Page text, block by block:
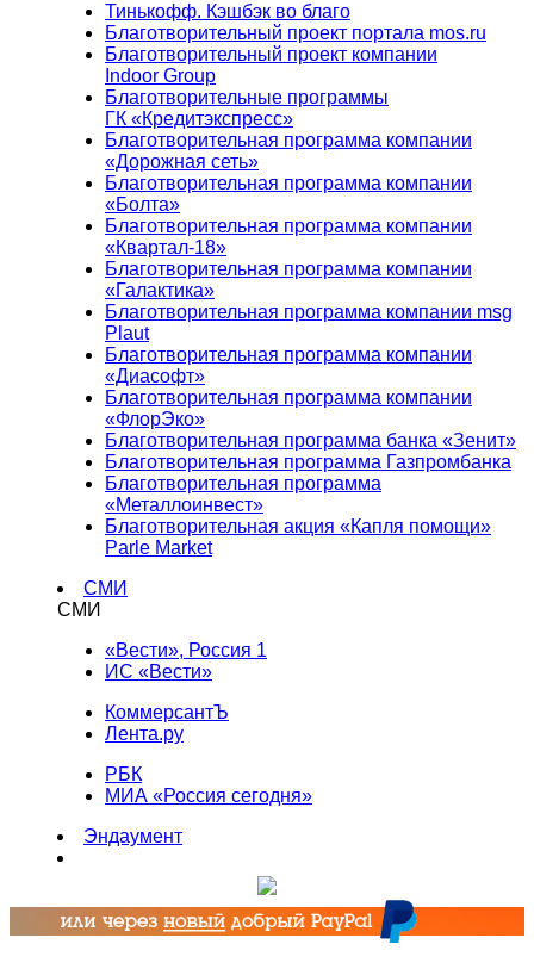
Тинькофф. Кэшбэк во благо
Благотворительный проект портала mos.ru
Благотворительный проект компании
Indoor Group
Благотворительные программы
ГК «Кредитэкспресс»
Благотворительная программа компании
«Дорожная сеть»
Благотворительная программа компании
«Болта»
Благотворительная программа компании
«Квартал-18»
Благотворительная программа компании
«Галактика»
Благотворительная программа компании msg
Plaut
Благотворительная программа компании
«Диасофт»
Благотворительная программа компании
«ФлорЭко»
Благотворительная программа банка «Зенит»
Благотворительная программа Газпромбанка
Благотворительная программа
«Металлоинвест»
Благотворительная акция «Капля помощи»
Parle Market
СМИ
СМИ
«Вести», Россия 1
ИС «Вести»
КоммерсантЪ
Лента.ру
РБК
МИА «Россия сегодня»
Эндаумент